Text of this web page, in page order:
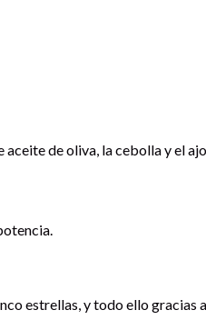
de oliva, la cebolla y el ajo.
estrellas, y todo ello gracias